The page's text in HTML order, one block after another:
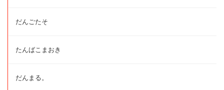
だんごたそ
たんばこまおき
だんまる。